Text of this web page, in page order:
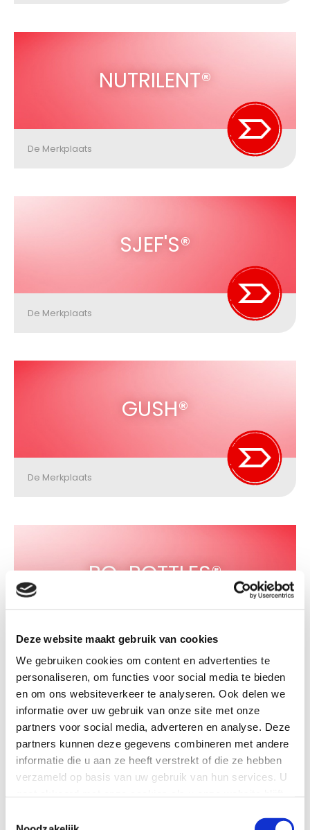
Deze website maakt gebruik van cookies
We gebruiken cookies om content en advertenties te
personaliseren, om functies voor social media te bieden
en om ons websiteverkeer te analyseren. Ook delen we
informatie over uw gebruik van onze site met onze
partners voor social media, adverteren en analyse. Deze
partners kunnen deze gegevens combineren met andere
informatie die u aan ze heeft verstrekt of die ze hebben
verzameld op basis van uw gebruik van hun services. U
NUTRILENT®
De Merkplaats
SJEF'S®
De Merkplaats
GUSH®
De Merkplaats
BO-BOTTLES®
De Merkplaats
KNIPON®